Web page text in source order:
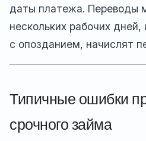
даты платежа. Переводы
нескольких рабочих
с опозданием, начислят
Типичные ошибки
срочного займа